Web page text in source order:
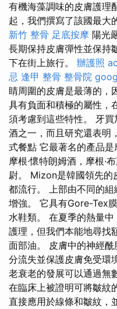
有機海藻調味的皮膚護理
起，我們撰寫了該國最大
新竹 整骨 足底按摩 陽光
長期保持皮膚彈性並保持
下在街上旅行。 辦護照
忌 逢甲 整骨 整骨院
睛周圍的皮膚是最薄的，
具有負面和積極的屬性，
須考慮到這些特性。 牙
酒之一，而且研究還表明
式餐點 它最著名的產品
摩根·懷特朗姆酒，摩根·
尉。 Mizon是韓國領先的
都流行。 上部由不同的
增強。 它具有Gore-Tex
水鞋類。 在夏季的熱量
護理，但我們本能地尋找
面部油。 皮膚中的神經
分流失並保護皮膚免受環
老衰老的發展可以通過無
在臨床上被證明可將皺紋
直接應用於線條和皺紋，